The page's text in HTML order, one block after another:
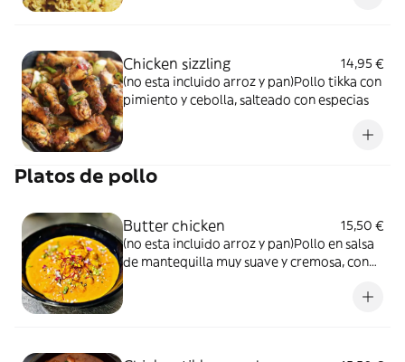
Chicken sizzling
14,95 €
(no esta incluido arroz y pan)Pollo tikka con
pimiento y cebolla, salteado con especias
Platos de pollo
Butter chicken
15,50 €
(no esta incluido arroz y pan)Pollo en salsa
de mantequilla muy suave y cremosa, con